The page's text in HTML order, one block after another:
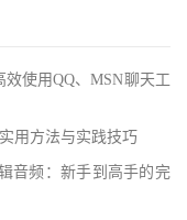
使用QQ、MSN聊天工
用方法与实践技巧
音频：新手到高手的完